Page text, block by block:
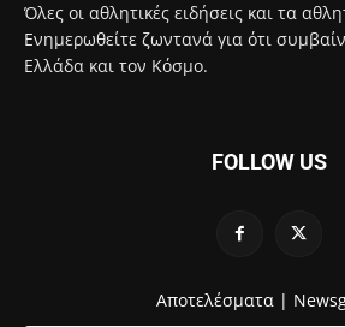
Όλες οι αθλητικές ειδήσεις και τα
Ενημερωθείτε ζωντανά για ότι
Ελλάδα και τον Κόσμο.
FOLLOW US
Αποτελέσματα |